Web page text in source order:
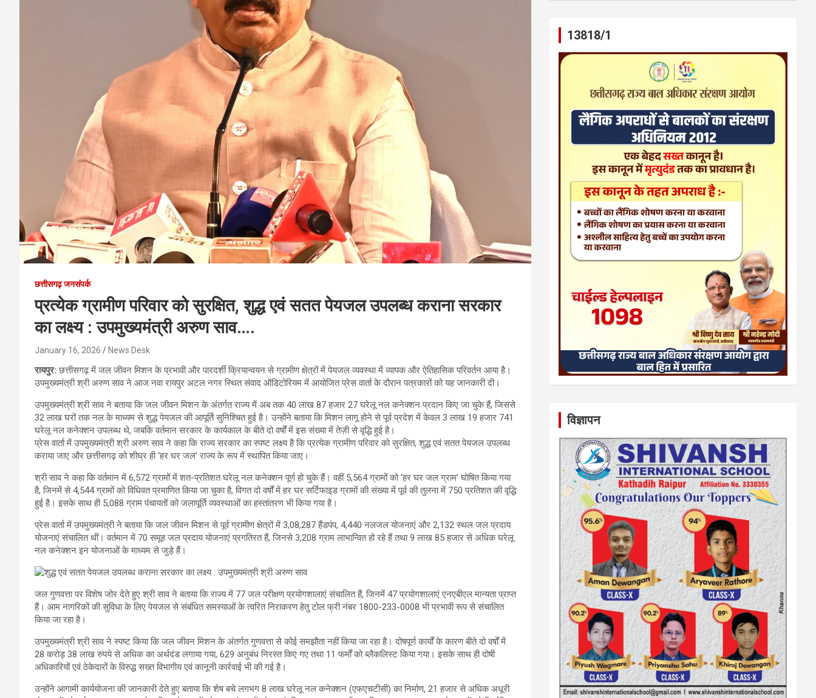
छत्तीसगढ़ जनसंपर्क
प्रत्येक ग्रामीण परिवार को सुरक्षित, शुद्ध एवं सतत पेयजल उपलब्ध कराना सरकार
का लक्ष्य : उपमुख्यमंत्री अरुण साव….
January 16, 2026 News Desk
रायपुर:छत्तीसगढ़ में जल जीवन मिशन के प्रभावी और पारदर्शी क्रियान्वयन से ग्रामीण क्षेत्रों में पेयजल व्यवस्था में व्यापक और ऐतिहासिक परिवर्तन आया है।
उपमुख्यमंत्री श्री अरुण साव ने आज नवा रायपुर अटल नगर स्थित संवाद ऑडिटोरियम में आयोजित प्रेस वार्ता के दौरान पत्रकारों को यह जानकारी दी।
उपमुख्यमंत्री श्री साव ने बताया कि जल जीवन मिशन के अंतर्गत राज्य में अब तक 40 लाख 87 हजार 27 घरेलू नल कनेक्शन प्रदान किए जा चुके हैं, जिससे
32 लाख घरों तक नल के माध्यम से शुद्ध पेयजल की आपूर्ति सुनिश्चित हुई है। उन्होंने बताया कि मिशन लागू होने से पूर्व प्रदेश में केवल 3 लाख 19 हजार 741
घरेलू नल कनेक्शन उपलब्ध थे, जबकि वर्तमान सरकार के कार्यकाल के बीते दो वर्षों में इस संख्या में तेज़ी से वृद्धि हुई है।
प्रेस वार्ता में उपमुख्यमंत्री श्री अरुण साव ने कहा कि राज्य सरकार का स्पष्ट लक्ष्य है कि प्रत्येक ग्रामीण परिवार को सुरक्षित, शुद्ध एवं सतत पेयजल उपलब्ध
कराया जाए और छत्तीसगढ़ को शीघ्र ही ‘हर घर जल’ राज्य के रूप में स्थापित किया जाए।
श्री साव ने कहा कि वर्तमान में 6,572 ग्रामों में शत-प्रतिशत घरेलू नल कनेक्शन पूर्ण हो चुके हैं। वहीं 5,564 ग्रामों को ‘हर घर जल ग्राम’ घोषित किया गया
है, जिनमें से 4,544 ग्रामों को विधिवत प्रमाणित किया जा चुका है, विगत दो वर्षों में हर घर सर्टिफाइड ग्रामों की संख्या में पूर्व की तुलना में 750 प्रतिशत की वृद्धि
हुई है। इसके साथ ही 5,088 ग्राम पंचायतों को जलापूर्ति व्यवस्थाओं का हस्तांतरण भी किया गया है।
प्रेस वार्ता में उपमुख्यमंत्री ने बताया कि जल जीवन मिशन से पूर्व ग्रामीण क्षेत्रों में 3,08,287 हैंडपंप, 4,440 नलजल योजनाएं और 2,132 स्थल जल प्रदाय
योजनाएं संचालित थीं। वर्तमान में 70 समूह जल प्रदाय योजनाएं प्रगतिरत हैं, जिनसे 3,208 ग्राम लाभान्वित हो रहे हैं तथा 9 लाख 85 हजार से अधिक घरेलू
नल कनेक्शन इन योजनाओं के माध्यम से जुड़े हैं।
जल गुणवत्ता पर विशेष जोर देते हुए श्री साव ने बताया कि राज्य में 77 जल परीक्षण प्रयोगशालाएं संचालित हैं, जिनमें 47 प्रयोगशालाएं एनएबीएल मान्यता प्राप्त
हैं। आम नागरिकों की सुविधा के लिए पेयजल से संबंधित समस्याओं के त्वरित निराकरण हेतु टोल फ्री नंबर 1800-233-0008 भी प्रभावी रूप से संचालित
किया जा रहा है।
उपमुख्यमंत्री श्री साव ने स्पष्ट किया कि जल जीवन मिशन के अंतर्गत गुणवत्ता से कोई समझौता नहीं किया जा रहा है। दोषपूर्ण कार्यों के कारण बीते दो वर्षों में
28 करोड़ 38 लाख रुपये से अधिक का अर्थदंड लगाया गया, 629 अनुबंध निरस्त किए गए तथा 11 फर्मों को ब्लैकलिस्ट किया गया। इसके साथ ही दोषी
अधिकारियों एवं ठेकेदारों के विरुद्ध सख्त विभागीय एवं कानूनी कार्रवाई भी की गई है।
उन्होंने आगामी कार्ययोजना की जानकारी देते हुए बताया कि शेष बचे लगभग 8 लाख घरेलू नल कनेक्शन (एफएचटीसी) का निर्माण, 21 हजार से अधिक अधूरी
13818/1
विज्ञापन